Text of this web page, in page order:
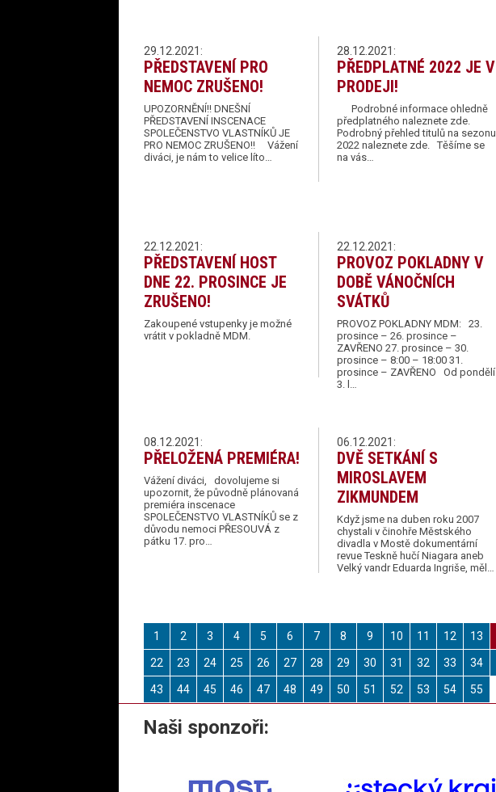
29.12.2021:
PŘEDSTAVENÍ PRO
NEMOC ZRUŠENO!
UPOZORNĚNÍ!! DNEŠNÍ
PŘEDSTAVENÍ INSCENACE
SPOLEČENSTVO VLASTNÍKŮ JE
PRO NEMOC ZRUŠENO!! Vážení
diváci, je nám to velice líto…
28.12.2021:
PŘEDPLATNÉ 2022 JE V
PRODEJI!
Podrobné informace ohledně
předplatného naleznete zde.
Podrobný přehled titulů na sezonu
2022 naleznete zde. Těšíme se
na vás…
22.12.2021:
PŘEDSTAVENÍ HOST
DNE 22. PROSINCE JE
ZRUŠENO!
Zakoupené vstupenky je možné
vrátit v pokladně MDM.
22.12.2021:
PROVOZ POKLADNY V
DOBĚ VÁNOČNÍCH
SVÁTKŮ
PROVOZ POKLADNY MDM: 23.
prosince – 26. prosince –
ZAVŘENO 27. prosince – 30.
prosince – 8:00 – 18:00 31.
prosince – ZAVŘENO Od pondělí
3. l…
08.12.2021:
PŘELOŽENÁ PREMIÉRA!
Vážení diváci, dovolujeme si
upozornit, že původně plánovaná
premiéra inscenace
SPOLEČENSTVO VLASTNÍKŮ se z
důvodu nemoci PŘESOUVÁ z
pátku 17. pro…
06.12.2021:
DVĚ SETKÁNÍ S
MIROSLAVEM
ZIKMUNDEM
Když jsme na duben roku 2007
chystali v činohře Městského
divadla v Mostě dokumentární
revue Teskně hučí Niagara aneb
Velký vandr Eduarda Ingriše, měl…
1 2 3 4 5 6 7 8 9 10 11 12 13
22 23 24 25 26 27 28 29 30 31 32 33 34
43 44 45 46 47 48 49 50 51 52 53 54 55
Naši sponzoři: